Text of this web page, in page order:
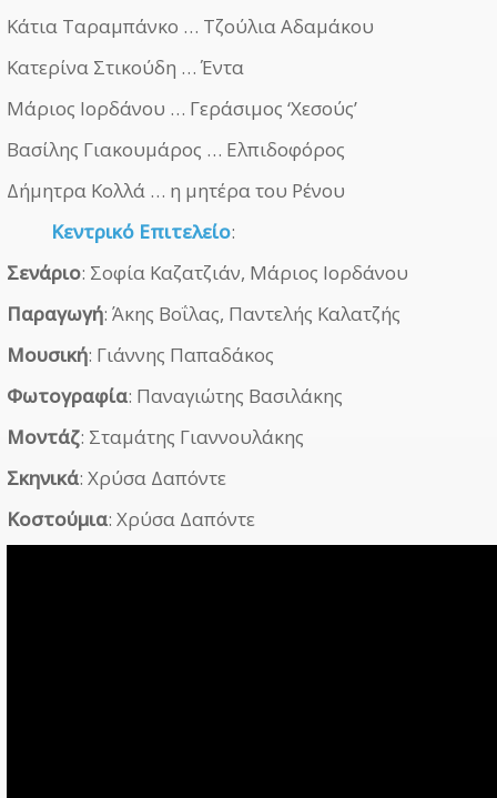
Κάτια Ταραμπάνκο … Τζούλια Αδαμάκου
Κατερίνα Στικούδη … Έντα
Μάριος Ιορδάνου … Γεράσιμος ‘Χεσούς’
Βασίλης Γιακουμάρος … Ελπιδοφόρος
Δήμητρα Κολλά … η μητέρα του Ρένου
Κεντρικό Επιτελείο:
Σενάριο: Σοφία Καζατζιάν, Μάριος Ιορδάνου
Παραγωγή: Άκης Βοΐλας, Παντελής Καλατζής
Μουσική: Γιάννης Παπαδάκος
Φωτογραφία: Παναγιώτης Βασιλάκης
Μοντάζ: Σταμάτης Γιαννουλάκης
Σκηνικά: Χρύσα Δαπόντε
Κοστούμια: Χρύσα Δαπόντε